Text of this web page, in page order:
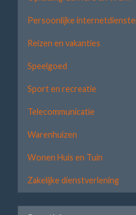
Persoonlijke
Reizen en vakanties
Speelgoed
Sport en recreatie
Telecommunicatie
Warenhuizen
Wonen Huis en Tuin
Zakelijke dienstverlening